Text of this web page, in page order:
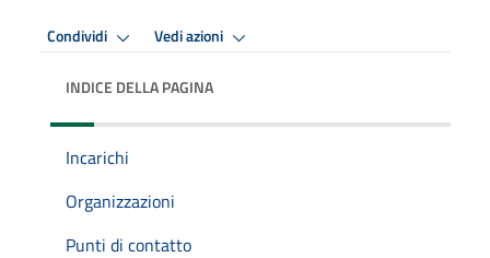
Condividi Vedi azioni
INDICE DELLA PAGINA
Incarichi
Organizzazioni
Punti di contatto